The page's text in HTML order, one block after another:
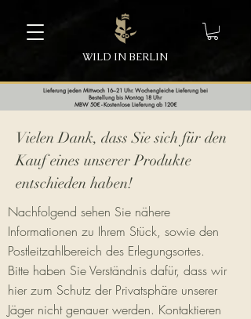
WILD IN BERLIN
Lieferung jeden Mittwoch 16–21 Uhr. Wochengleiche Lieferung bei
Bestellung bis Montag 18 Uhr
MBW 50€ - Kostenlose Lieferung ab 120€
Vielen Dank, dass Sie sich für den
Kauf eines unserer Produkte
entschieden haben!
Nachfolgend sehen Sie nähere
Informationen zu Ihrem Stück, sowie den
Postleitzahlbereich des Erlegungsortes.
Bitte haben Sie Verständnis dafür, dass wir
hier zum Schutz der Privatsphäre unserer
Jäger nicht genauer werden. Kontaktieren